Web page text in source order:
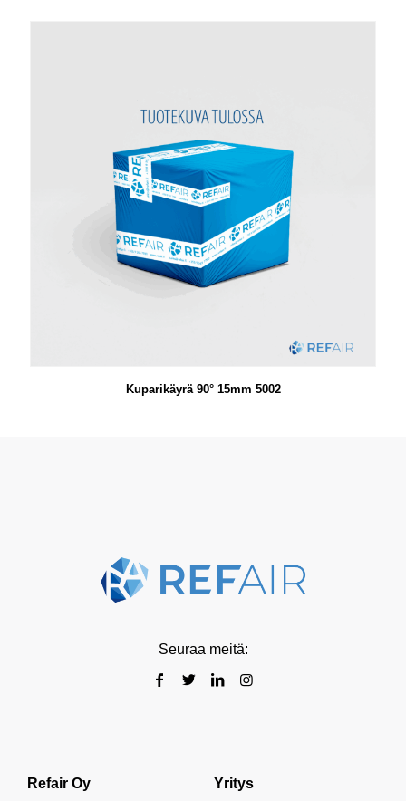
Kuparikäyrä 90° 15mm 5002
Seuraa meitä:
Refair Oy Yritys